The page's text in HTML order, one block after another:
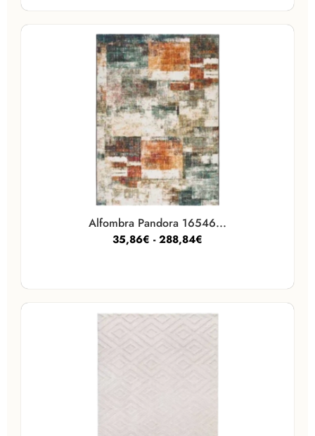
Alfombra Pandora 16546...
35,86€ - 288,84€